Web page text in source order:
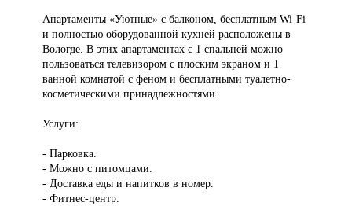
Апартаменты «Уютные»с балконом, бесплатным Wi-Fi
и полностью оборудованной кухней расположены в
Вологде. В этих апартаментах с 1 спальней можно
пользоваться телевизором с плоским экраном и 1
ванной комнатой с феном и бесплатными туалетно-
косметическими принадлежностями.
Услуги:
- Парковка.
- Можно с питомцами.
- Доставка еды и напитков в номер.
- Фитнес-центр.